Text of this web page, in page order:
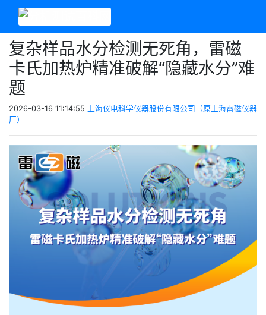
复杂样品水分检测无死角，雷磁
卡氏加热炉精准破解“隐藏水分”难
题
2026-03-16 11:14:55
上海仪电科学仪器股份有限公司（原上海雷磁仪器
厂）